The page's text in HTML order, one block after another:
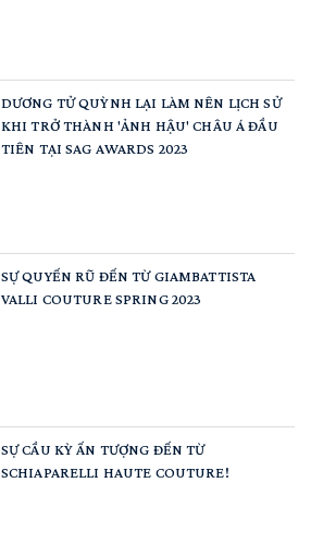
DƯƠNG TỬ QUỲNH LẠI LÀM NÊN LỊCH SỬ
KHI TRỞ THÀNH 'ẢNH HẬU' CHÂU Á ĐẦU
TIÊN TẠI SAG AWARDS 2023
SỰ QUYẾN RŨ ĐẾN TỪ GIAMBATTISTA
VALLI COUTURE SPRING 2023
SỰ CẦU KỲ ẤN TƯỢNG ĐẾN TỪ
SCHIAPARELLI HAUTE COUTURE!